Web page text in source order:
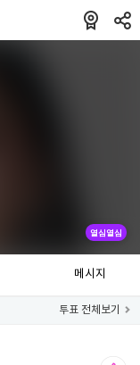
열심열심
메시지
투표 전체보기